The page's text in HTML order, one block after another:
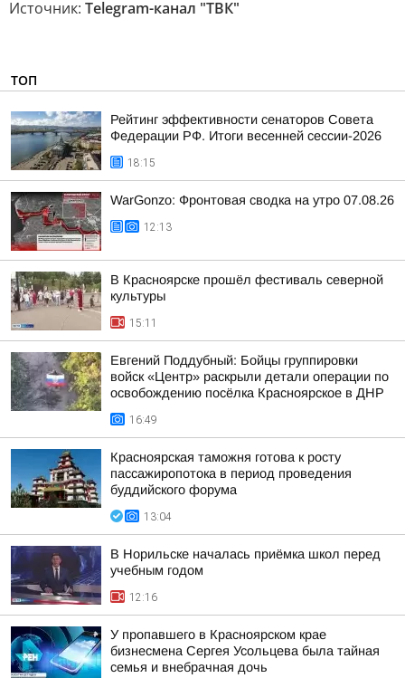
Источник: Telegram-канал "ТВК"
ТОП
Рейтинг эффективности сенаторов Совета
Федерации РФ. Итоги весенней сессии-2026
18:15
WarGonzo: Фронтовая сводка на утро 07.08.26
12:13
В Красноярске прошёл фестиваль северной
культуры
15:11
Евгений Поддубный: Бойцы группировки
войск «Центр» раскрыли детали операции по
освобождению посёлка Красноярское в ДНР
16:49
Красноярская таможня готова к росту
пассажиропотока в период проведения
буддийского форума
13:04
В Норильске началась приёмка школ перед
учебным годом
12:16
У пропавшего в Красноярском крае
бизнесмена Сергея Усольцева была тайная
семья и внебрачная дочь